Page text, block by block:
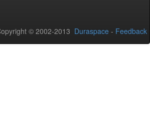
© 2002-2013 Duraspace - Feedback